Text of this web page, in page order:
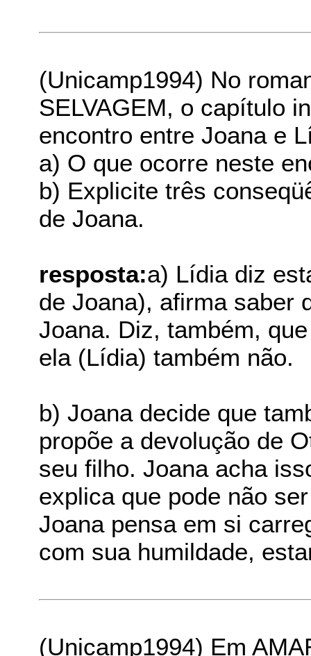
(Unicamp1994) No
SELVAGEM, o capítulo
encontro entre Joana e
a) O que ocorre neste
b) Explicite três
de Joana.
resposta:a) Lídia diz
de Joana), afirma saber
Joana. Diz, também,
ela (Lídia) também não.
b) Joana decide que
propõe a devolução de
seu filho. Joana acha
explica que pode não
Joana pensa em si
com sua humildade,
(Unicamp1994) Em